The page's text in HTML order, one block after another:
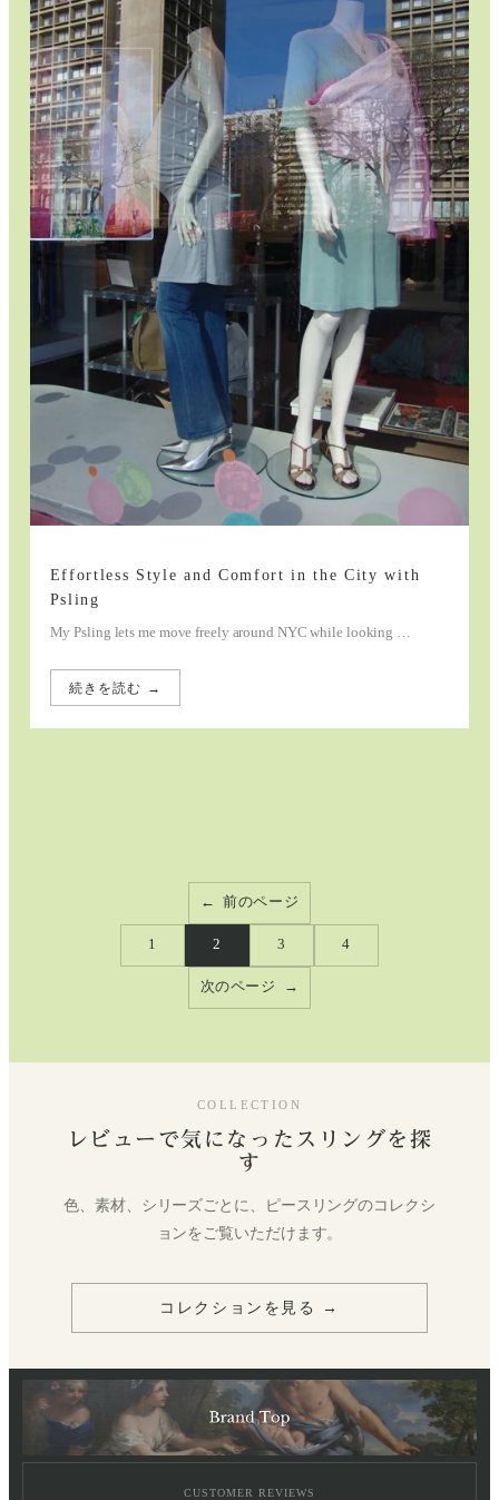
Effortless Style and Comfort in the City with
Psling
My Psling lets me move freely around NYC while looking …
続きを読む →
:
Style
← 前のページ
1 2 3 4
次のページ →
COLLECTION
レビューで気になったスリングを探
す
色、素材、シリーズごとに、ピースリングのコレクシ
ョンをご覧いただけます。
コレクションを見る →
CUSTOMER REVIEWS